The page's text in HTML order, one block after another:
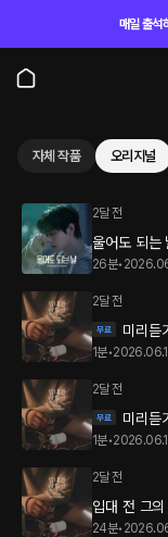
매일 출석
자체 작품 오리지널
2달 전
울어도 되는
26분•
2달 전
미리듣
1분•
2달 전
미리듣
1분•
2달 전
입대 전 그의
24분•